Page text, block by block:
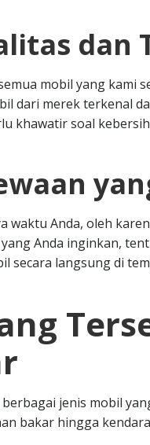
dan
mobil yang kami
dari merek terkenal
khawatir soal
waktu Anda, oleh
Anda inginkan,
secara langsung di
jenis mobil
bakar hingga